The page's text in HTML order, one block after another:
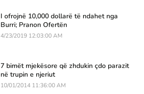
I ofrojnë 10,000 dollarë të ndahet nga
Burri; Pranon Ofertën
4/23/2019 12:03:00 AM
7 bimët mjekësore që zhdukin çdo parazit
në trupin e njeriut
10/01/2014 11:36:00 AM